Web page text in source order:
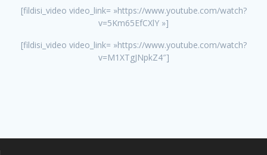
[fildisi_video video_link= »https://www.youtube.com/watch?
v=5Km65EfCXlY »]
[fildisi_video video_link= »https://www.youtube.com/watch?
v=M1XTgJNpkZ4″]